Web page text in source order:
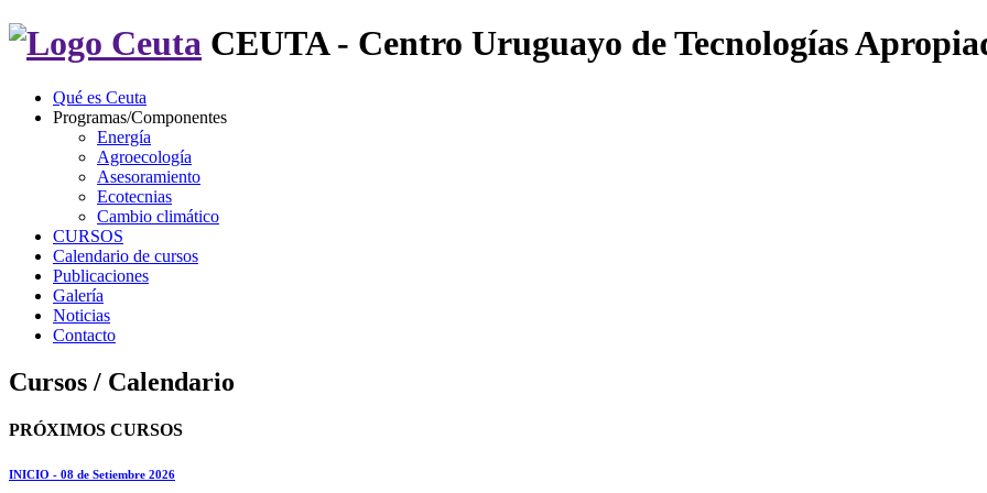
CEUTA - Centro Uruguayo de Tecnologías
Qué es Ceuta
Programas/Componentes
Energía
Agroecología
Asesoramiento
Ecotecnias
Cambio climático
CURSOS
Calendario de cursos
Publicaciones
Galería
Noticias
Contacto
Cursos / Calendario
PRÓXIMOS CURSOS
INICIO - 08 de Setiembre 2026